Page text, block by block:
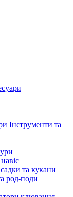
Інструменти та
та кукани
род-поди